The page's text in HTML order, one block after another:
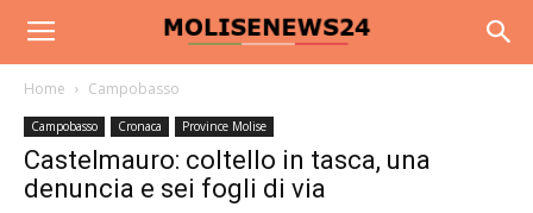
Home Campobasso
Campobasso Cronaca Province Molise
Castelmauro: coltello in tasca, una
denuncia e sei fogli di via